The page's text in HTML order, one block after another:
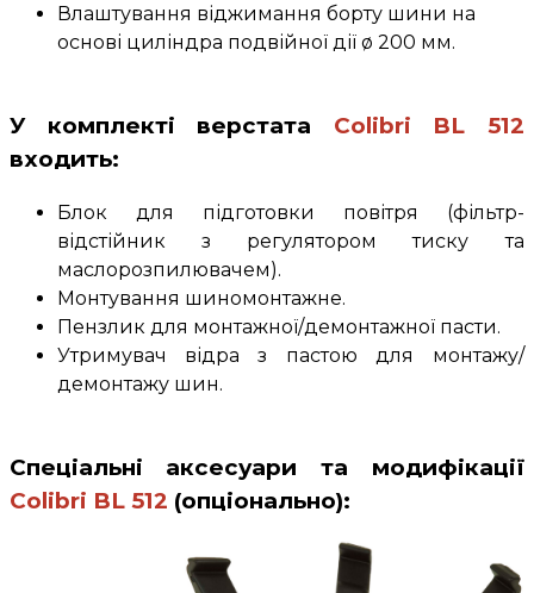
Влаштування віджимання борту шини на
основі циліндра подвійної дії ø 200 мм.
У комплекті верстата Colibri BL 512
входить:
Блок для підготовки повітря (фільтр-
відстійник з регулятором тиску та
маслорозпилювачем).
Монтування шиномонтажне.
Пензлик для монтажної/демонтажної пасти.
Утримувач відра з пастою для монтажу/
демонтажу шин.
Спеціальні аксесуари та модифікації
Colibri BL 512 (опціонально):